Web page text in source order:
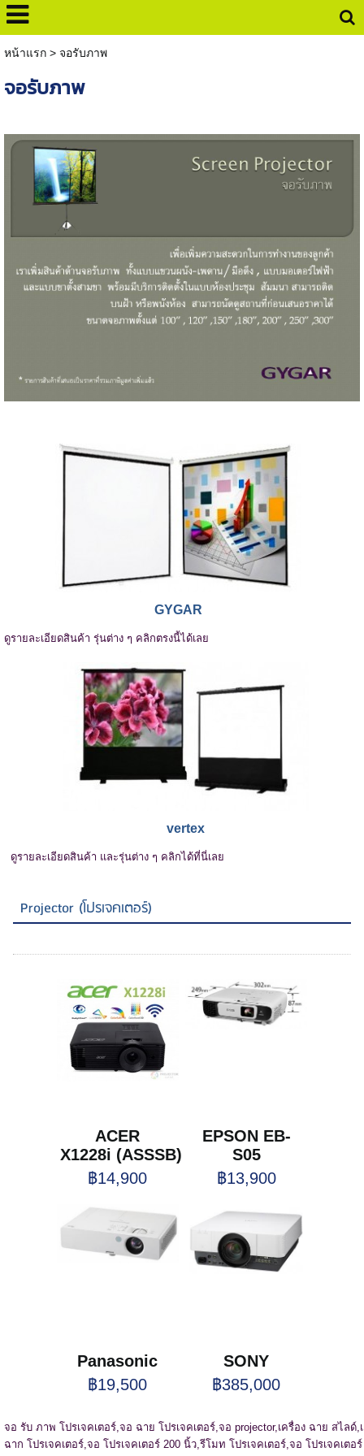
หน้าแรก > จอรับภาพ
จอรับภาพ
GYGAR
ดูรายละเอียดสินค้า รุ่นต่าง ๆ คลิกตรงนี้ได้เลย
vertex
ดูรายละเอียดสินค้า และรุ่นต่าง ๆ คลิกได้ที่นี่เลย
Projector (โปรเจคเตอร์)
ACER
X1228i (ASSSB)
฿14,900
EPSON EB-
S05
฿13,900
Panasonic
฿19,500
SONY
฿385,000
จอ รับ ภาพ โปรเจคเตอร์, จอ ฉาย โปรเจคเตอร์, จอ projector, เครื่อง ฉาย สไลด์,
ฉาก โปรเจคเตอร์, จอ โปรเจคเตอร์ 200 นิ้ว, รีโมท โปรเจคเตอร์, จอ โปรเจคเตอ